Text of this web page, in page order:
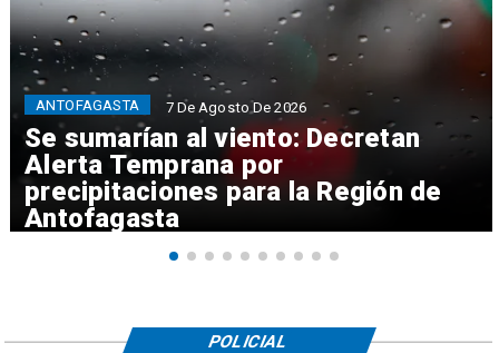
Se sumarían al viento: Decretan
Alerta Temprana por
precipitaciones para la Región de
Antofagasta
ANTOFAGASTA 7 De Agosto De 2026
POLICIAL